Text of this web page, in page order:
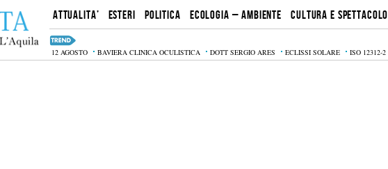
ATTUALITA’ ESTERI POLITICA ECOLOGIA – AMBIENTE CULTURA E SPETTACOLO
12 AGOSTO BAVIERA CLINICA OCULISTICA DOTT SERGIO ARES ECLISSI SOLARE ISO 12312-2